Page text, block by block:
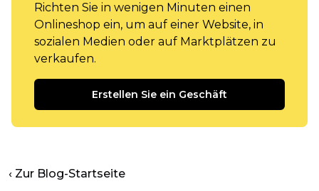
Richten Sie in wenigen Minuten einen
Onlineshop ein, um auf einer Website, in
sozialen Medien oder auf Marktplätzen zu
verkaufen.
Erstellen Sie ein Geschäft
‹ Zur Blog-Startseite